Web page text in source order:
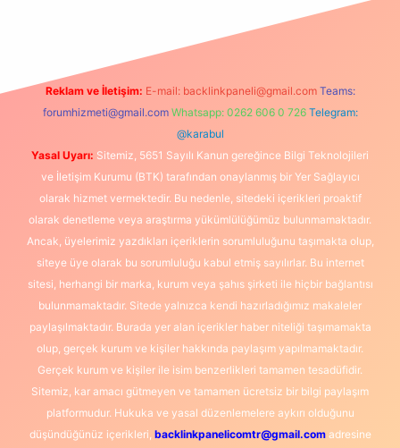
Reklam ve İletişim: E-mail: backlinkpaneli@gmail.com Teams:
forumhizmeti@gmail.com Whatsapp: 0262 606 0 726 Telegram:
@karabul
Yasal Uyarı: Sitemiz, 5651 Sayılı Kanun gereğince Bilgi Teknolojileri
ve İletişim Kurumu (BTK) tarafından onaylanmış bir Yer Sağlayıcı
olarak hizmet vermektedir. Bu nedenle, sitedeki içerikleri proaktif
olarak denetleme veya araştırma yükümlülüğümüz bulunmamaktadır.
Ancak, üyelerimiz yazdıkları içeriklerin sorumluluğunu taşımakta olup,
siteye üye olarak bu sorumluluğu kabul etmiş sayılırlar. Bu internet
sitesi, herhangi bir marka, kurum veya şahıs şirketi ile hiçbir bağlantısı
bulunmamaktadır. Sitede yalnızca kendi hazırladığımız makaleler
paylaşılmaktadır. Burada yer alan içerikler haber niteliği taşımamakta
olup, gerçek kurum ve kişiler hakkında paylaşım yapılmamaktadır.
Gerçek kurum ve kişiler ile isim benzerlikleri tamamen tesadüfidir.
Sitemiz, kar amacı gütmeyen ve tamamen ücretsiz bir bilgi paylaşım
platformudur. Hukuka ve yasal düzenlemelere aykırı olduğunu
düşündüğünüz içerikleri, backlinkpanelicomtr@gmail.comadresine